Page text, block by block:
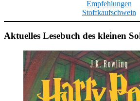
Empfehlungen
Stoffkaufschwein
Aktuelles Lesebuch des kleinen